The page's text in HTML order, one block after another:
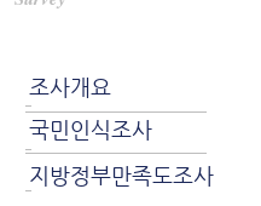
조사개요
국민인식조사
지방정부만족도조사